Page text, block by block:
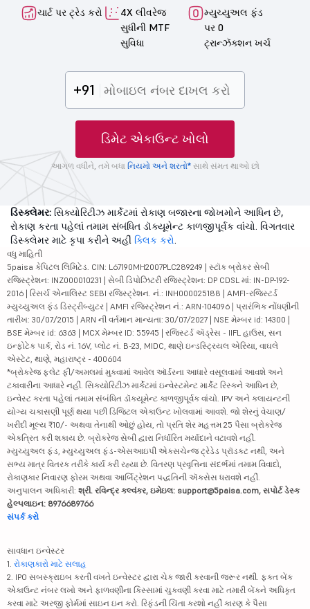
ચાર્ટ પર ટ્રેડ કરો
4X લીવરેજ
સુધીની MTF
સુવિધા
મ્યુચ્યુઅલ ફંડ
પર 0
ટ્રાન્ઝૅક્શન ખર્ચ
+91
ડિમેટ એકાઉન્ટ ખોલો
આગળ વધીને, તમે બધા નિયમો અને શરતો*સાથે સંમત થાઓ છો
ડિસ્ક્લેમર: સિક્યોરિટીઝ માર્કેટમાં રોકાણ બજારના જોખમોને આધિન છે,
રોકાણ કરતા પહેલાં તમામ સંબંધિત ડૉક્યૂમેન્ટ કાળજીપૂર્વક વાંચો. વિગતવાર
ડિસ્ક્લેમર માટે કૃપા કરીને અહીં ક્લિક કરો.
વધુ માહિતી
5paisa કેપિટલ લિમિટેડ. CIN: L67190MH2007PLC289249 | સ્ટૉક બ્રોકર સેબી
રજિસ્ટ્રેશન: INZ000010231 | સેબી ડિપોઝિટરી રજિસ્ટ્રેશન: DP CDSL માં: IN-DP-192-
2016 | રિસર્ચ એનાલિસ્ટ SEBI રજિસ્ટ્રેશન. નં.: INH000025188 | AMFI-રજિસ્ટર્ડ
મ્યુચ્યુઅલ ફંડ ડિસ્ટ્રીબ્યુટર | AMFI રજિસ્ટ્રેશન નં.: ARN-104096 | પ્રારંભિક નોંધણીની
તારીખ: 30/07/2015 | ARN ની વર્તમાન માન્યતા: 30/07/2027 | NSE મેમ્બર id: 14300 |
BSE મેમ્બર id: 6363 | MCX મેમ્બર ID: 55945 | રજિસ્ટર્ડ ઍડ્રેસ - IIFL હાઉસ, સન
ઇન્ફોટેક પાર્ક, રોડ નં. 16V, પ્લોટ નં. B-23, MIDC, થાણે ઇન્ડસ્ટ્રિયલ એરિયા, વાઘલે
એસ્ટેટ, થાણે, મહારાષ્ટ્ર - 400604
*બ્રોકરેજ ફ્લેટ ફી/અમલમાં મુકવામાં આવેલ ઑર્ડરના આધારે વસૂલવામાં આવશે અને
ટકાવારીના આધારે નહીં. સિક્યોરિટીઝ માર્કેટમાં ઇન્વેસ્ટમેન્ટ માર્કેટ રિસ્કને આધિન છે,
ઇન્વેસ્ટ કરતા પહેલાં તમામ સંબંધિત ડૉક્યૂમેન્ટ કાળજીપૂર્વક વાંચો. IPV અને ક્લાયન્ટની
યોગ્ય ચકાસણી પૂર્ણ થયા પછી ડિજિટલ એકાઉન્ટ ખોલવામાં આવશે. જો શેરનું વેચાણ/
ખરીદી મૂલ્ય ₹10/- અથવા તેનાથી ઓછું હોય, તો પ્રતિ શેર મહત્તમ 25 પૈસા બ્રોકરેજ
એકત્રિત કરી શકાય છે. બ્રોકરેજ સેબી દ્વારા નિર્ધારિત મર્યાદાને વટાવશે નહીં.
મ્યુચ્યુઅલ ફંડ, મ્યુચ્યુઅલ ફંડ-એસઆઇપી એક્સચેન્જ ટ્રેડેડ પ્રૉડક્ટ નથી, અને
સભ્ય માત્ર વિતરક તરીકે કાર્ય કરી રહ્યા છે. વિતરણ પ્રવૃત્તિના સંદર્ભમાં તમામ વિવાદો,
રોકાણકાર નિવારણ ફોરમ અથવા આર્બિટ્રેશન પદ્ધતિની ઍક્સેસ ધરાવશે નહીં.
અનુપાલન અધિકારી: શ્રી. રવિન્દ્ર કલ્વંકર, ઇમેઇલ: support@5paisa.com, સપોર્ટ ડેસ્ક
હેલ્પલાઇન: 8976689766
સંપર્ક કરો
સાવધાન ઇન્વેસ્ટર
1. રોકાણકારો માટે સલાહ
2. IPO સબસ્ક્રાઇબ કરતી વખતે ઇન્વેસ્ટર દ્વારા ચેક જારી કરવાની જરૂર નથી. ફક્ત બેંક
એકાઉન્ટ નંબર લખો અને ફાળવણીના કિસ્સામાં ચુકવણી કરવા માટે તમારી બેંકને અધિકૃત
કરવા માટે અરજી ફોર્મમાં સાઇન ઇન કરો. રિફંડની ચિંતા કરશો નહીં કારણ કે પૈસા